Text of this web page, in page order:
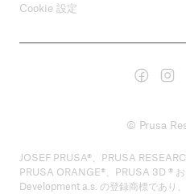
Cookie 設定
© Prusa
JOSEF PRUSA®、PRUSA
PRUSA ORANGE®、PRUSA 3D ®
Development a.s. の登録商標であり